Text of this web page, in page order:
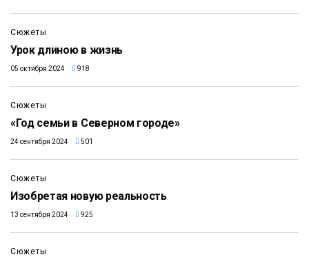
8:18
Сюжеты
Урок длиною в жизнь
05 октября 2024 918
6:24
Сюжеты
«Год семьи в Северном городе»
24 сентября 2024 501
13:22
Сюжеты
Изобретая новую реальность
13 сентября 2024 925
2:34
Сюжеты